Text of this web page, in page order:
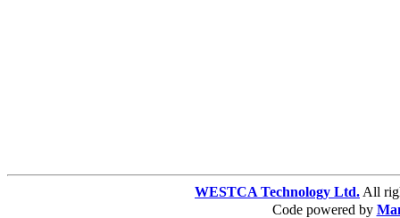
WESTCA Technology Ltd. All
Code powered by